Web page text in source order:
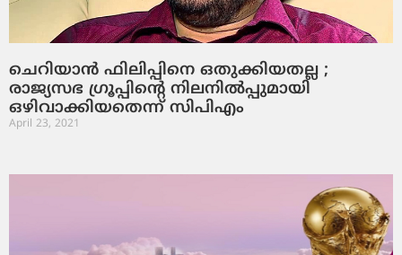
ചെറിയാന്‍ ഫിലിപ്പിനെ ഒതുക്കിയതല്ല ;
രാജ്യസഭ ഗ്രൂപ്പിന്റെ നിലനില്‍പ്പുമായി
ഒഴിവാക്കിയതെന്ന് സിപിഎം
April 23, 2021